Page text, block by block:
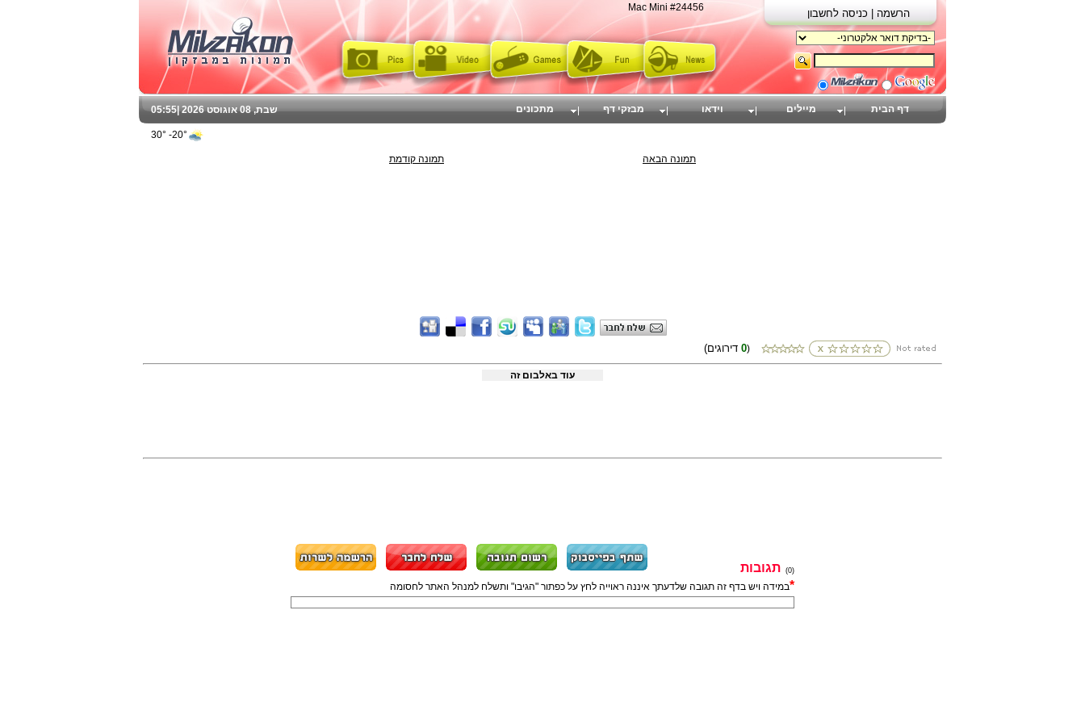
Mac Mini #24456
תמונה קודמת תמונה הבאה
0)
עוד באלבום זה
(0)
תגובות
*במידה ויש בדף זה תגובה שלדעתך איננה ראוייה לחץ על כפתור "הגיבו" ותשלח למנהל האתר לחסומה
05:55 שבת, 08 אוגוסט 2026 | דף הבית מיילים וידאו מבזקי דף מתכונים
20°- 30°
הרשמה | כניסה לחשבון